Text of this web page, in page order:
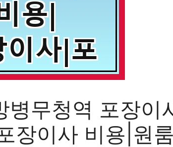
병무청역 포장이
장이사 비용|원